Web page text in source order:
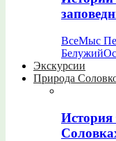
ВсеМыс
Белужий
Экскурсии
Природа
История